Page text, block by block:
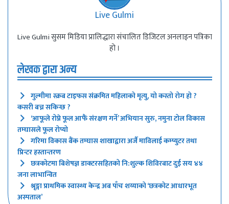
Live Gulmi
Live Gulmi सुसम मिडिया प्रालिद्धारा संचालित डिजिटल अनलाइन पत्रिका
हो ।
लेखक द्वारा अन्य
गुल्मीमा स्क्रब टाइफस संक्रमित महिलाको मृत्यु, यो कस्तो रोग हो ?
कसरी बच्न सकिन्छ ?
‘आफूले रोप्ने फूल आफैं संरक्षण गर्ने’ अभियान सुरु, नमुना टोल विकास
तम्घासले फूल रोप्यो
गरिमा विकास बैंक तम्घास शाखाद्वारा अर्जै माविलाई कम्प्युटर तथा
प्रिन्टर हस्तान्तरण
छत्रकोटमा बिशेषज्ञ डाक्टरसहितको नि:शुल्क शिविरबाट दुई सय ४४
जना लाभान्वित
श्रृङ्गा प्राथमिक स्वास्थ्य केन्द्र अब पाँच शय्याको ‘छत्रकोट आधारभूत
अस्पताल’